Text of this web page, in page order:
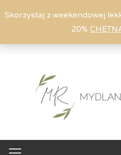
Skorzystaj z weekendowej
20%